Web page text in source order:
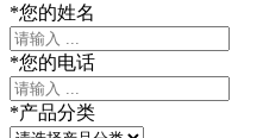
*您的姓名
*您的电话
*产品分类